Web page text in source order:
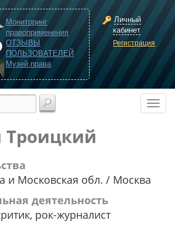
Мониторинг
правоприменения
ОТЗЫВЫ
ПОЛЬЗОВАТЕЛЕЙ
Музей права
Личный
кабинет
Регистрация
и Московская обл. / Москва
деятельность
рок-журналист